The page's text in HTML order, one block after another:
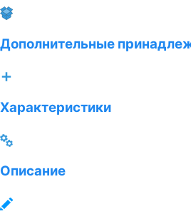
Дополнительные
Характеристики
Описание